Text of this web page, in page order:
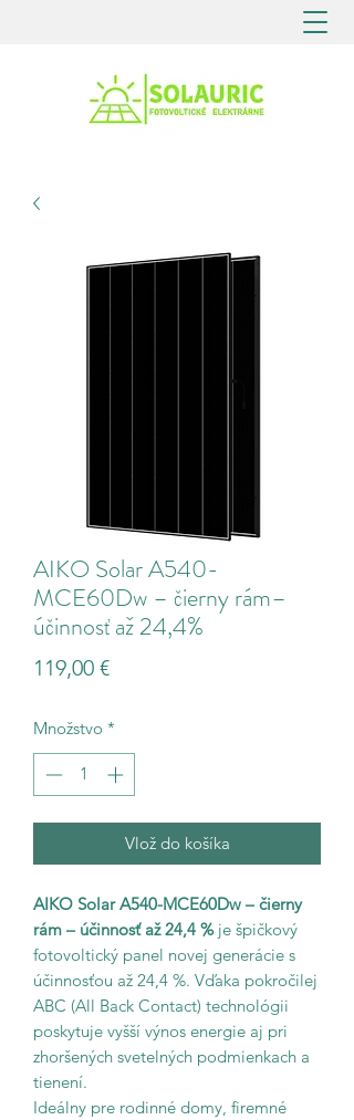
AIKO Solar A540-
MCE60Dw – čierny rám–
účinnosť až 24,4%
119,00 €Price
Množstvo *
Vlož do košíka
AIKO Solar A540-MCE60Dw – čierny
rám – účinnosť až 24,4 %je špičkový
fotovoltický panel novej generácie s
účinnosťou až 24,4 %. Vďaka pokročilej
ABC (All Back Contact) technológii
poskytuje vyšší výnos energie aj pri
zhoršených svetelných podmienkach a
tienení.
Ideálny pre rodinné domy, firemné